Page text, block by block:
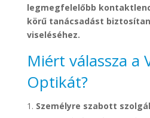
legmegfelelőbb
körű tanácsadást
viseléséhez.
Miért válassza a
Optikát?
Személyre szabott